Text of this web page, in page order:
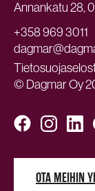
Annankatu 28,
+358 969 3011
© Dagmar Oy
OTA MEIHIN